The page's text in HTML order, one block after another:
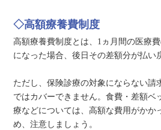
◇高額療養費制度
高額療養費制度とは、1ヵ月間の医療
になった場合、後日その差額分が払い
ただし、保険診療の対象にならない請
ではカバーできません。食費・差額ベ
療などについては、高額な費用がかか
め、注意しましょう。